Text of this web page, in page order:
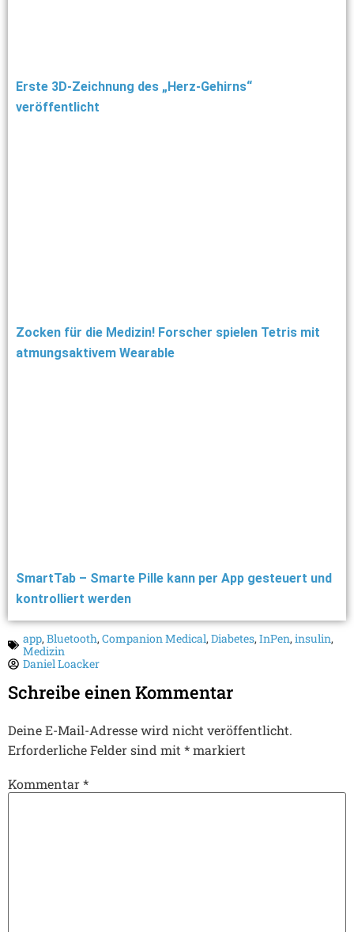
Erste 3D-Zeichnung des „Herz-Gehirns“
veröffentlicht
Zocken für die Medizin! Forscher spielen Tetris mit
atmungsaktivem Wearable
SmartTab – Smarte Pille kann per App gesteuert und
kontrolliert werden
app,Bluetooth,Companion Medical,Diabetes,InPen,insulin,
Medizin
Daniel Loacker
Schreibe einen Kommentar
Deine E-Mail-Adresse wird nicht veröffentlicht.
Erforderliche Felder sind mit *markiert
Kommentar*